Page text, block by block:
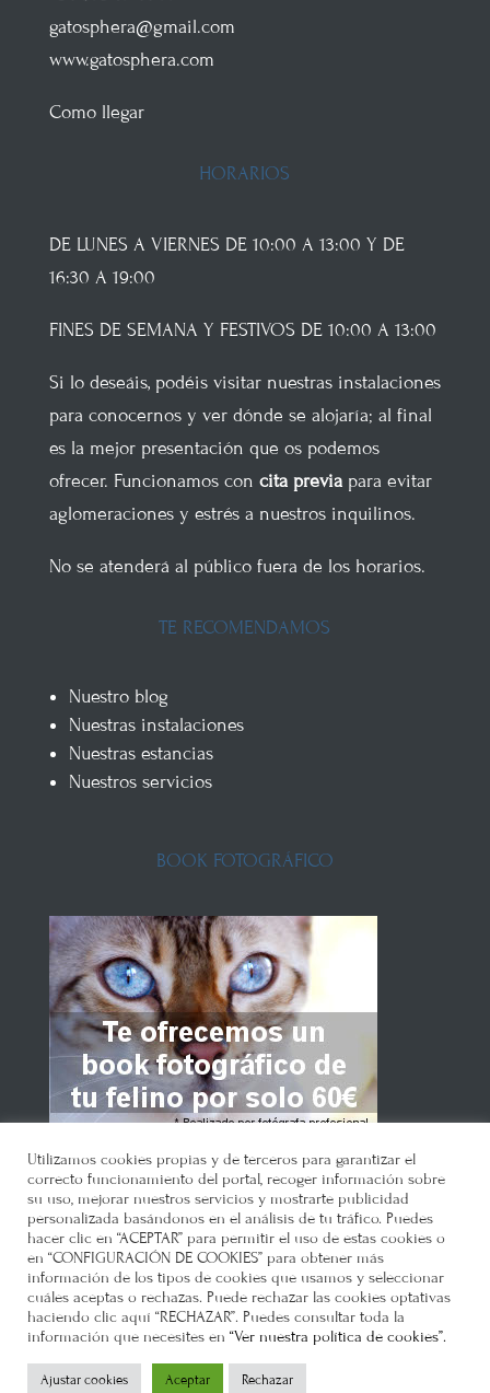
gatosphera@gmail.com
www.gatosphera.com
Como llegar
HORARIOS
DE LUNES A VIERNES DE 10:00 A 13:00 Y DE
16:30 A 19:00
FINES DE SEMANA Y FESTIVOS DE 10:00 A 13:00
Si lo deseáis, podéis visitar nuestras instalaciones
para conocernos y ver dónde se alojaría; al final
es la mejor presentación que os podemos
ofrecer. Funcionamos con cita previapara evitar
aglomeraciones y estrés a nuestros inquilinos.
No se atenderá al público fuera de los horarios.
TE RECOMENDAMOS
Nuestro blog
Nuestras instalaciones
Nuestras estancias
Nuestros servicios
BOOK FOTOGRÁFICO
Gatosphera© 2021 •Política de
privacidad•Política de cookies•Como
llegar•Requisitos•
Utilizamos cookies propias y de terceros para garantizar el
correcto funcionamiento del portal, recoger información sobre
su uso, mejorar nuestros servicios y mostrarte publicidad
personalizada basándonos en el análisis de tu tráfico. Puedes
hacer clic en “ACEPTAR” para permitir el uso de estas cookies o
en “CONFIGURACIÓN DE COOKIES” para obtener más
información de los tipos de cookies que usamos y seleccionar
cuáles aceptas o rechazas. Puede rechazar las cookies optativas
haciendo clic aquí “RECHAZAR”. Puedes consultar toda la
información que necesites en “Ver nuestra política de cookies”.
Ajustar cookies Aceptar Rechazar